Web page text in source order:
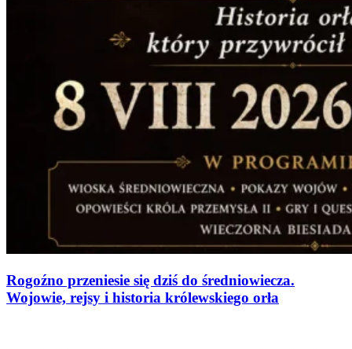
Rogoźno przeniesie się dziś do średniowiecza.
Wojowie, rejsy i historia królewskiego orła